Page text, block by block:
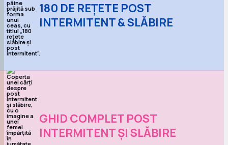
180 DE REȚETE POST
INTERMITENT & SLĂBIRE
GHID COMPLET POST
INTERMITENT ȘI SLĂBIRE